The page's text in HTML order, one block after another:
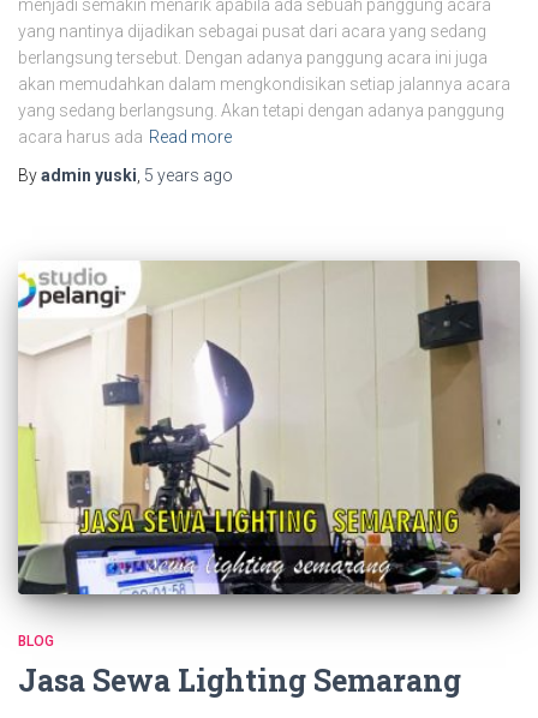
menjadi semakin menarik apabila ada sebuah panggung acara
yang nantinya dijadikan sebagai pusat dari acara yang sedang
berlangsung tersebut. Dengan adanya panggung acara ini juga
akan memudahkan dalam mengkondisikan setiap jalannya acara
yang sedang berlangsung. Akan tetapi dengan adanya panggung
acara harus ada Read more
Byadmin yuski 5 years ago
BLOG
Jasa Sewa Lighting Semarang